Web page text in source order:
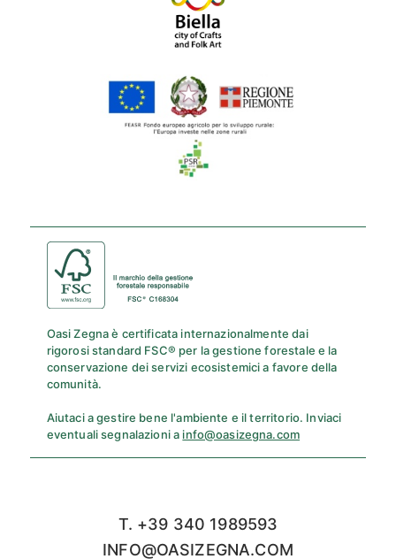
Oasi Zegna è certificata internazionalmente dai
rigorosi standard FSC® per la gestione forestale e la
conservazione dei servizi ecosistemici a favore della
comunità.
Aiutaci a gestire bene l'ambiente e il territorio. Inviaci
eventuali segnalazioni a info@oasizegna.com
T. +39 340 1989593
INFO@OASIZEGNA.COM